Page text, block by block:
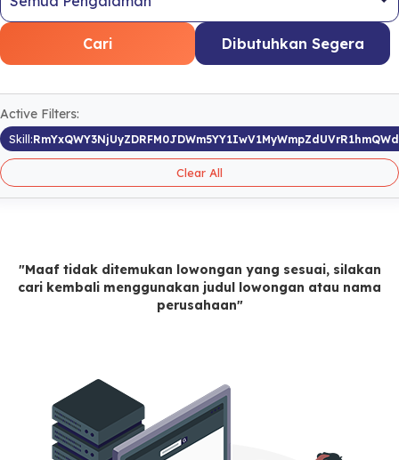
Cari Dibutuhkan Segera
Active Filters:
Skill:
Clear All
"Maaf tidak ditemukan lowongan yang sesuai, silakan
cari kembali menggunakan judul lowongan atau nama
perusahaan"